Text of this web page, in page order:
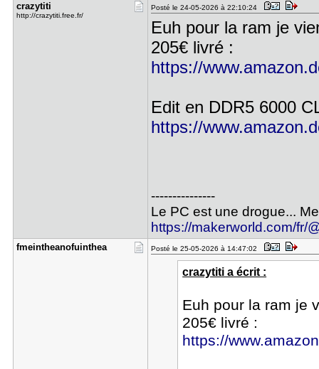
crazytiti
http://crazytiti.free.fr/
Posté le 24-05-2026 à 22:10:24
Euh pour la ram je
205€ livré :
https://
Edit en DDR5 6000
https://
---------------
Le PC est une drogue...
https://makerworld.com/fr/
fmeinthean​ofuinthea Posté le 25-05-2026 à 14:47:02
crazytiti a écrit :
Euh pour la ram je
205€ livré :
https://